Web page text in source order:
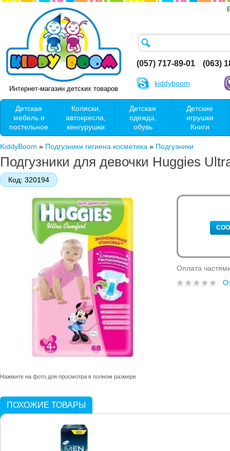
Интернет-магазин детских товаров
(057) 717-89-01 (063)
kiddyboom
Детская
мебель и
постельное
Коляски,
автокресла,
кенгурушки
Детская
одежда,
обувь
Детские
игрушки
Книги
KiddyBoom » Подгузники гигиена косметика » Подгузники
Подгузники для девочки Huggies
Код: 320194
Нажмите на фото для просмотра в полном размере
Оплата
ПОХОЖИЕ ТОВАРЫ